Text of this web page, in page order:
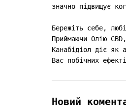
значно підвищує
Бережіть себе,
Приймаючи Олію
Канабідіол діє як
Вас побічних
Новий